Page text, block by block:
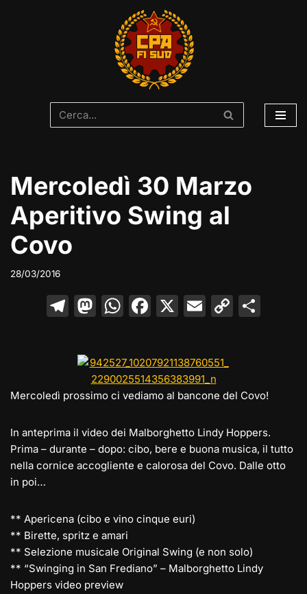
Mercoledì 30 Marzo
Aperitivo Swing al
Covo
28/03/2016
T
e
gr
a
M
o
d
n
W
s
A
p
F
e
b
o
k
X E
l
C
Li
k
vi
Mercoledì prossimo ci vediamo al bancone del Covo!
In anteprima il video dei Malborghetto Lindy Hoppers.
Prima – durante – dopo: cibo, bere e buona musica, il tutto
nella cornice accogliente e calorosa del Covo. Dalle otto
in poi…
** Apericena (cibo e vino cinque euri)
** Birette, spritz e amari
** Selezione musicale Original Swing (e non solo)
** “Swinging in San Frediano” – Malborghetto Lindy
Hoppers video preview